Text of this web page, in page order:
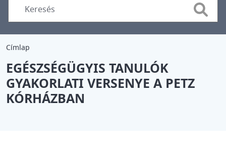
Search
Címlap
EGÉSZSÉGÜGYIS TANULÓK
GYAKORLATI VERSENYE A PETZ
KÓRHÁZBAN